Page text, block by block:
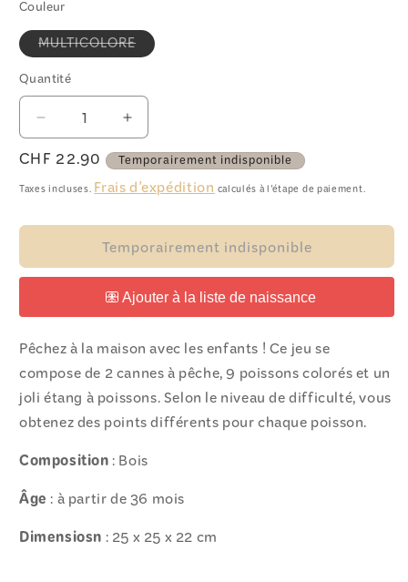
Couleur
MULTICOLOREVariante
épuisée
Quantité
Quantité
Réduire
la
quantité
de
de
Augmenter
la
quantité
de
de
pêche
Prix
habituel
CHF 22.90 Temporairement indisponible
Taxes incluses.Frais d'expéditioncalculés à l'étape de paiement.
Temporairement indisponible
Pêchez à la maison avec les enfants ! Ce jeu se
compose de 2 cannes à pêche, 9 poissons colorés et un
joli étang à poissons. Selon le niveau de difficulté, vous
obtenez des points différents pour chaque poisson.
Composition: Bois
Âge: à partir de 36 mois
Dimensiosn: 25 x 25 x 22 cm